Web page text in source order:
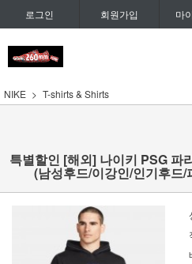
로그인 회원가입 마
NIKE T-shirts & Shirts
특별할인 [해외] 나이키 PSG 파
(남성후드/이강인/인기후드